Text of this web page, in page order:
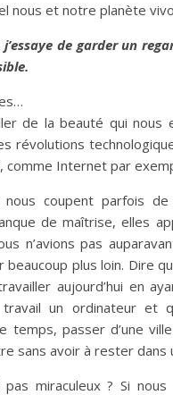
nous et notre planète
de garder un
de la beauté qui nous
révolutions
comme Internet par
coupent parfois
de maîtrise, elles
n’avions pas
beaucoup plus loin. Dire
aujourd’hui en
un ordinateur et
temps, passer d’une
sans avoir à rester dans
pas miraculeux ? Si